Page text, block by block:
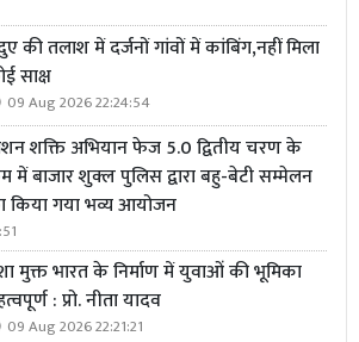
की तलाश में दर्जनों गांवों में कांबिंग,नहीं मिला
साक्ष
09 Aug 2026 22:24:54
शक्ति अभियान फेज 5.0 द्वितीय चरण के
में बाजार शुक्ल पुलिस द्वारा बहु-बेटी सम्मेलन
किया गया भव्य आयोजन
मुक्त भारत के निर्माण में युवाओं की भूमिका
: प्रो. नीता यादव
09 Aug 2026 22:21:21